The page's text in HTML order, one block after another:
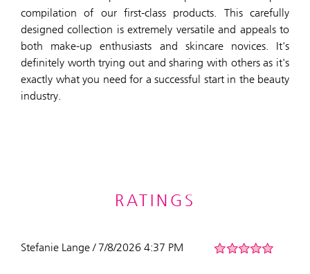
compilation of our first-class products. This carefully
designed collection is extremely versatile and appeals to
both make-up enthusiasts and skincare novices. It's
definitely worth trying out and sharing with others as it's
exactly what you need for a successful start in the beauty
industry.
RATINGS
Stefanie Lange / 7/8/2026 4:37 PM